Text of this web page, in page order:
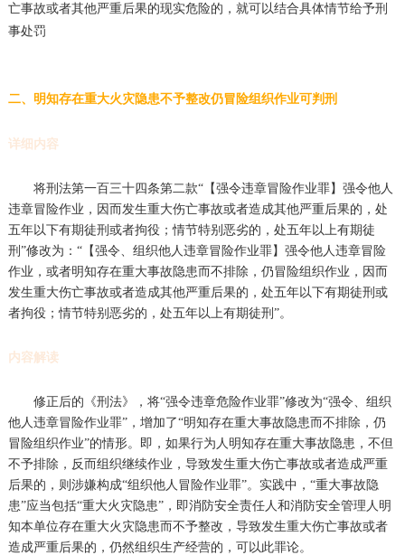
亡事故或者其他严重后果的现实危险的，就可以结合具体情节给予刑
事处罚
二、明知存在重大火灾隐患不予整改仍冒险组织作业可判刑
详细内容
将刑法第一百三十四条第二款“【强令违章冒险作业罪】强令他人
违章冒险作业，因而发生重大伤亡事故或者造成其他严重后果的，处
五年以下有期徒刑或者拘役；情节特别恶劣的，处五年以上有期徒
刑”修改为：“【强令、组织他人违章冒险作业罪】强令他人违章冒险
作业，或者明知存在重大事故隐患而不排除，仍冒险组织作业，因而
发生重大伤亡事故或者造成其他严重后果的，处五年以下有期徒刑或
者拘役；情节特别恶劣的，处五年以上有期徒刑”。
内容解读
修正后的《刑法》，将“强令违章危险作业罪”修改为“强令、组织
他人违章冒险作业罪”，增加了“明知存在重大事故隐患而不排除，仍
冒险组织作业”的情形。即，如果行为人明知存在重大事故隐患，不但
不予排除，反而组织继续作业，导致发生重大伤亡事故或者造成严重
后果的，则涉嫌构成“组织他人冒险作业罪”。实践中，“重大事故隐
患”应当包括“重大火灾隐患”，即消防安全责任人和消防安全管理人明
知本单位存在重大火灾隐患而不予整改，导致发生重大伤亡事故或者
造成严重后果的，仍然组织生产经营的，可以此罪论。